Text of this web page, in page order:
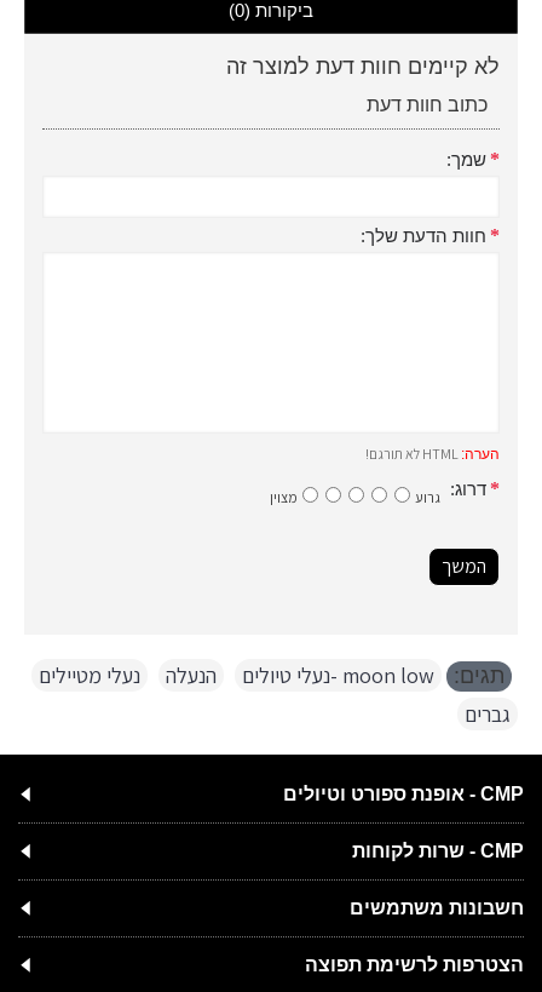
ביקורות (0)
לא קיימים חוות דעת למוצר זה
כתוב חוות דעת
שמך:
חוות הדעת שלך:
הערה:
דרוג: גרוע מצוין
המשך
תגים: moon low -נעלי טיולים הנעלה נעלי מטיילים
גברים
CMP - אופנת ספורט וטיולים
CMP - שרות לקוחות
חשבונות משתמשים
הצטרפות לרשימת תפוצה